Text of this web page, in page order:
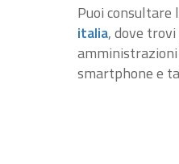
Puoi
italia, dove
amministrazioni
smartphone e